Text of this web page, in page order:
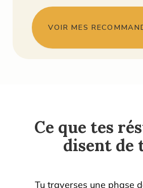
VOIR MES
Ce que tes
disent de
Tu traverses une phase